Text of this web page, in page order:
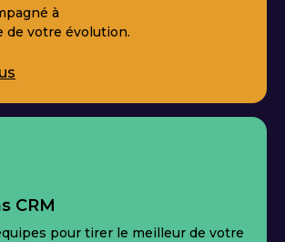
à
de votre évolution.
CRM
pour tirer le meilleur de votre